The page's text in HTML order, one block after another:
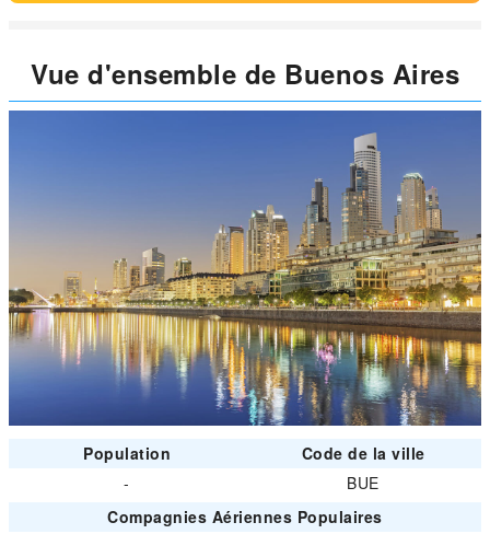
Vue d'ensemble de Buenos Aires
Population
Code de la ville
-
BUE
Compagnies Aériennes Populaires